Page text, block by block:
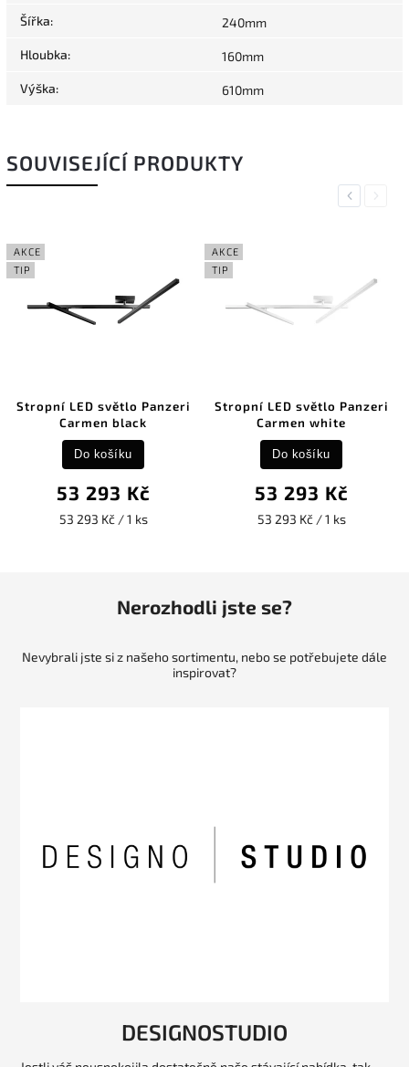
Šířka: 240mm
Hloubka: 160mm
Výška: 610mm
SOUVISEJÍCÍ PRODUKTY
Previous
AKCE
TIP
Stropní LED světlo Panzeri
Carmen black
53 293 Kč
53 293 Kč / 1 ks
Do košíku
AKCE
TIP
Stropní LED světlo Panzeri
Carmen white
53 293 Kč
53 293 Kč / 1 ks
Do košíku
Next
Nerozhodli jste se?
Nevybrali jste si z našeho sortimentu, nebo se potřebujete dále
inspirovat?
DESIGNOSTUDIO